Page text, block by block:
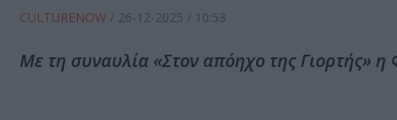
CULTURENOW / 26-12-2025 / 10:53
Με τη συναυλία «Στον απόηχο της Γιορτής»